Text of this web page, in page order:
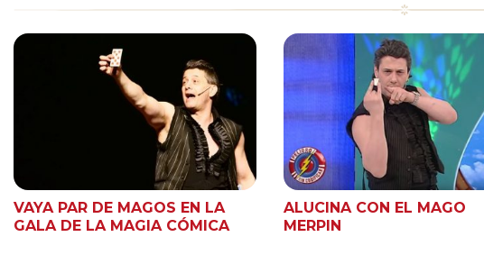
VAYA PAR DE MAGOS EN LA
GALA DE LA MAGIA CÓMICA
ALUCINA CON EL MAGO
MERPIN